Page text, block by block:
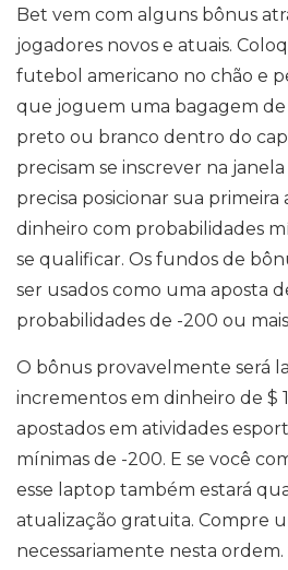
Bet vem com alguns bônus
jogadores novos e atuais.
futebol americano no chão e
que joguem uma bagagem
preto ou branco dentro do
precisam se inscrever na janela
precisa posicionar sua primeira
dinheiro com probabilidades
se qualificar. Os fundos de
ser usados ​​como uma aposta
probabilidades de -200 ou
O bônus provavelmente será
incrementos em dinheiro de $
apostados em atividades
mínimas de -200. E se você
esse laptop também estará
atualização gratuita. Compre
necessariamente nesta